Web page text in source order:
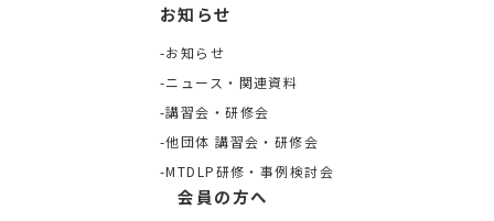
お知らせ
お知らせ
ニュース・関連資料
講習会・研修会
他団体 講習会・研修会
MTDLP研修・事例検討会
会員の方へ